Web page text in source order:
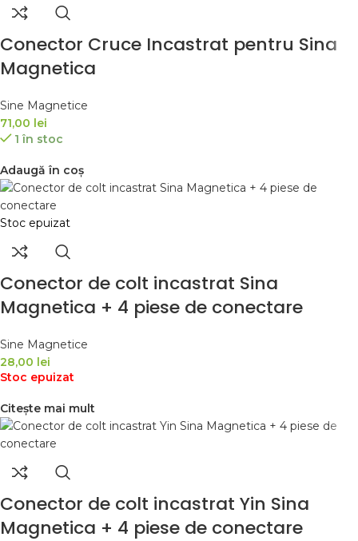
Conector Cruce Incastrat pentru Sina
Magnetica
Sine Magnetice
71,00 lei
1 în stoc
Adaugă în coș
Stoc epuizat
Conector de colt incastrat Sina
Magnetica + 4 piese de conectare
Sine Magnetice
28,00 lei
Stoc epuizat
Citește mai mult
Conector de colt incastrat Yin Sina
Magnetica + 4 piese de conectare